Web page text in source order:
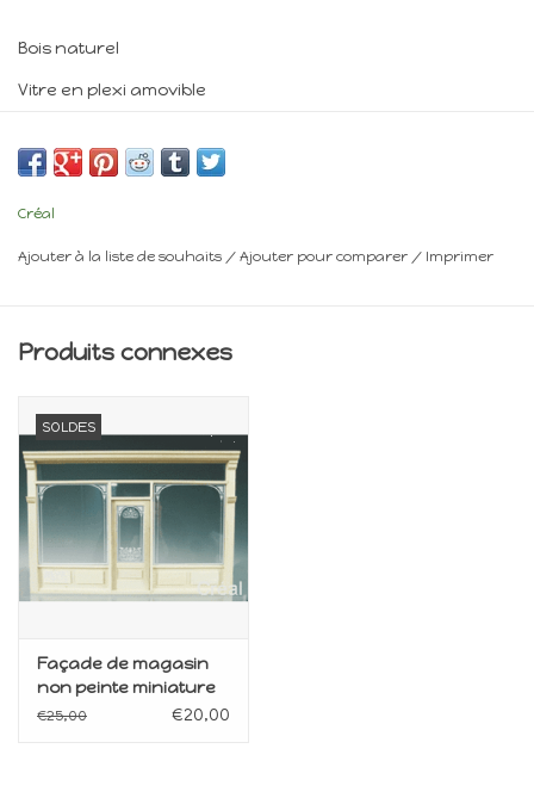
Bois naturel
Vitre en plexi amovible
P : 23 cm
H : 25 cm
Minimum 14 ans
Créal
Ajouter à la liste de souhaits / Ajouter pour comparer / Imprimer
Produits connexes
SOLDES
Façade de magasin
non peinte miniature
1:12
€25,00 €20,00